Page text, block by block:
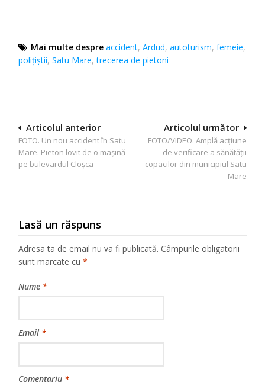
Mai multe despre accident,Ardud,autoturism,femeie,
polițiștii,Satu Mare,trecerea de pietoni
Navigare
în
articole
Articolul următor
FOTO/VIDEO. Amplă acțiune
de verificare a sănătății
copacilor din municipiul Satu
Mare
Articolul anterior
FOTO. Un nou accident în Satu
Mare. Pieton lovit de o mașină
pe bulevardul Cloșca
Lasă un răspuns
Adresa ta de email nu va fi publicată. Câmpurile obligatorii
sunt marcate cu*
Nume *
Email *
Comentariu *